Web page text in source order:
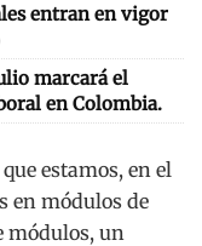
entran en vigor
marcará el
en Colombia.
estamos, en el
en módulos de
módulos, un